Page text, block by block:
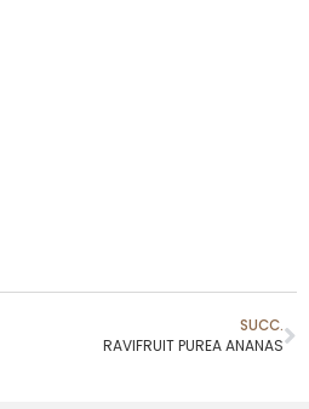
SUCC.
RAVIFRUIT PUREA ANANAS